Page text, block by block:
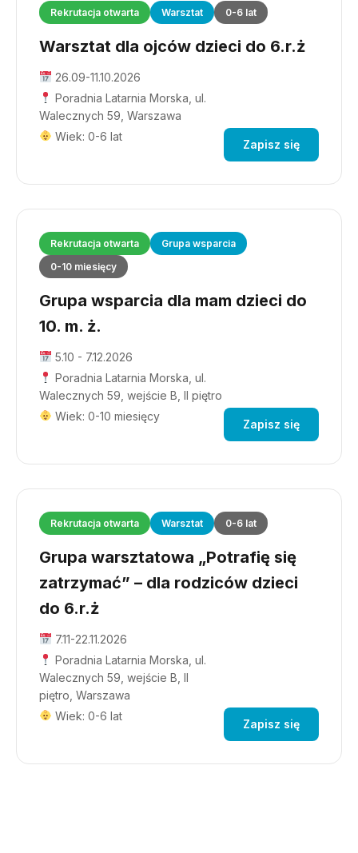
Rekrutacja otwarta Warsztat 0-6 lat
Warsztat dla ojców dzieci do 6.r.ż
26.09-11.10.2026
Poradnia Latarnia Morska, ul.
Walecznych 59, Warszawa
Wiek: 0-6 lat
Zapisz się
Rekrutacja otwarta
Grupa wsparcia
0-10 miesięcy
Grupa wsparcia dla mam dzieci do
10. m. ż.
5.10 - 7.12.2026
Poradnia Latarnia Morska, ul.
Walecznych 59, wejście B, II piętro
Wiek: 0-10 miesięcy
Zapisz się
Rekrutacja otwarta Warsztat 0-6 lat
Grupa warsztatowa „Potrafię się
zatrzymać” – dla rodziców dzieci
do 6.r.ż
7.11-22.11.2026
Poradnia Latarnia Morska, ul.
Walecznych 59, wejście B, II
piętro, Warszawa
Wiek: 0-6 lat
Zapisz się